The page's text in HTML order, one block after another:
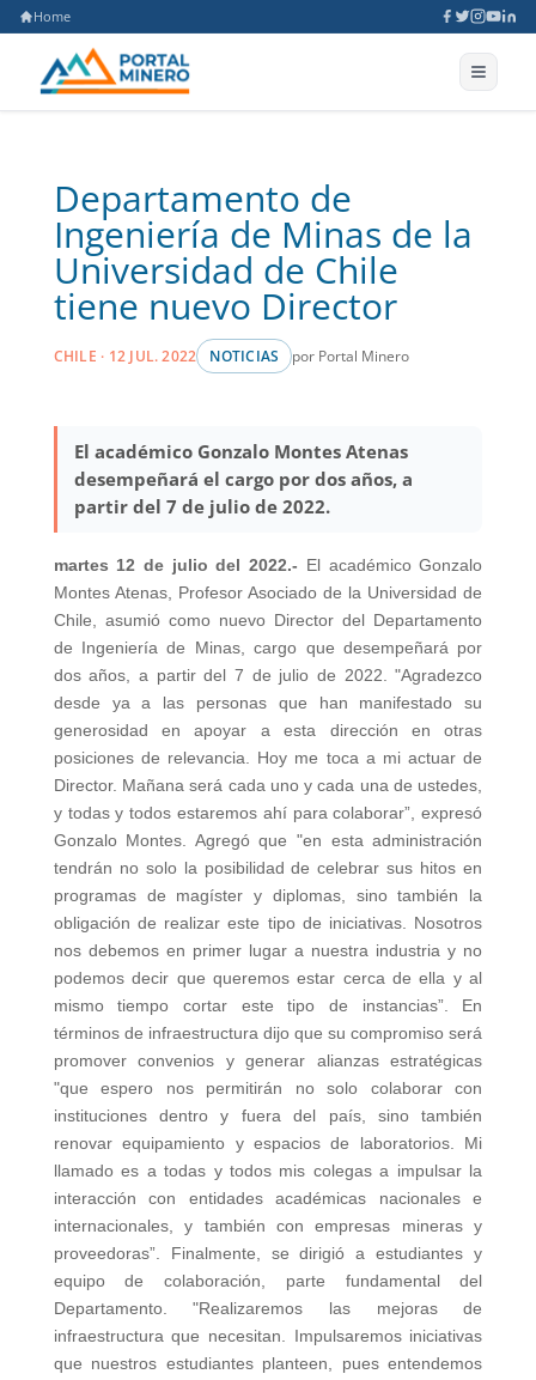
Home
Departamento de
Ingeniería de Minas de la
Universidad de Chile
tiene nuevo Director
CHILE · 12 JUL. 2022 NOTICIAS por Portal Minero
El académico Gonzalo Montes Atenas
desempeñará el cargo por dos años, a
partir del 7 de julio de 2022.
martes 12 de julio del 2022.- El académico Gonzalo
Montes Atenas, Profesor Asociado de la Universidad de
Chile, asumió como nuevo Director del Departamento
de Ingeniería de Minas, cargo que desempeñará por
dos años, a partir del 7 de julio de 2022. "Agradezco
desde ya a las personas que han manifestado su
generosidad en apoyar a esta dirección en otras
posiciones de relevancia. Hoy me toca a mi actuar de
Director. Mañana será cada uno y cada una de ustedes,
y todas y todos estaremos ahí para colaborar”, expresó
Gonzalo Montes. Agregó que "en esta administración
tendrán no solo la posibilidad de celebrar sus hitos en
programas de magíster y diplomas, sino también la
obligación de realizar este tipo de iniciativas. Nosotros
nos debemos en primer lugar a nuestra industria y no
podemos decir que queremos estar cerca de ella y al
mismo tiempo cortar este tipo de instancias”. En
términos de infraestructura dijo que su compromiso será
promover convenios y generar alianzas estratégicas
"que espero nos permitirán no solo colaborar con
instituciones dentro y fuera del país, sino también
renovar equipamiento y espacios de laboratorios. Mi
llamado es a todas y todos mis colegas a impulsar la
interacción con entidades académicas nacionales e
internacionales, y también con empresas mineras y
proveedoras”. Finalmente, se dirigió a estudiantes y
equipo de colaboración, parte fundamental del
Departamento. "Realizaremos las mejoras de
infraestructura que necesitan. Impulsaremos iniciativas
que nuestros estudiantes planteen, pues entendemos